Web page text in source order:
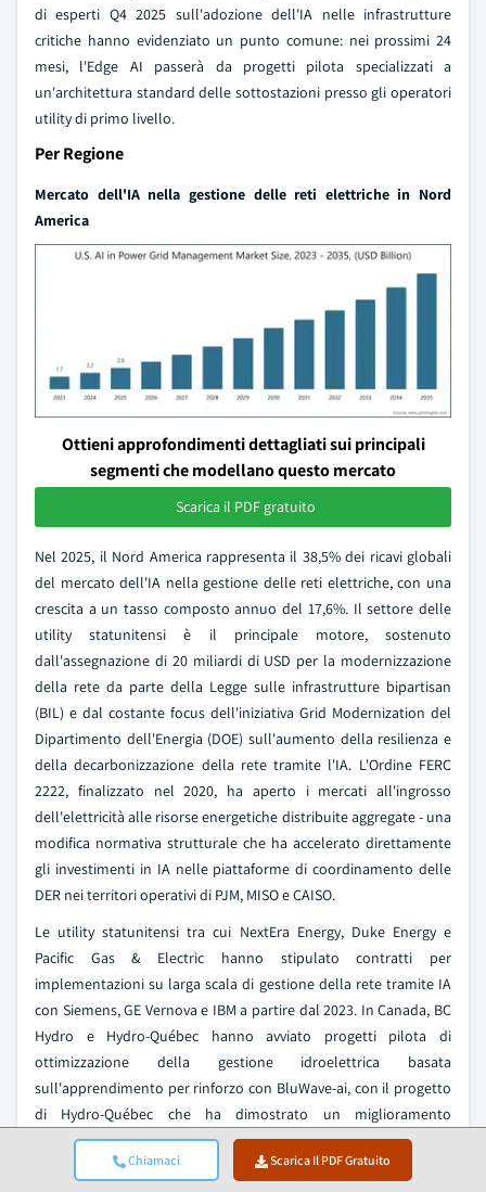
Chiamaci Scarica Il PDF Gratuito
di esperti Q4 2025 sull'adozione dell'IA nelle infrastrutture
critiche hanno evidenziato un punto comune: nei prossimi 24
mesi, l'Edge AI passerà da progetti pilota specializzati a
un'architettura standard delle sottostazioni presso gli operatori
utility di primo livello.
Per Regione
Mercato dell'IA nella gestione delle reti elettriche in Nord
America
Ottieni approfondimenti dettagliati sui principali
segmenti che modellano questo mercato
Scarica il PDF gratuito
Nel 2025, il Nord America rappresenta il 38,5% dei ricavi globali
del mercato dell'IA nella gestione delle reti elettriche, con una
crescita a un tasso composto annuo del 17,6%. Il settore delle
utility statunitensi è il principale motore, sostenuto
dall'assegnazione di 20 miliardi di USD per la modernizzazione
della rete da parte della Legge sulle infrastrutture bipartisan
(BIL) e dal costante focus dell'iniziativa Grid Modernization del
Dipartimento dell'Energia (DOE) sull'aumento della resilienza e
della decarbonizzazione della rete tramite l'IA. L'Ordine FERC
2222, finalizzato nel 2020, ha aperto i mercati all'ingrosso
dell'elettricità alle risorse energetiche distribuite aggregate - una
modifica normativa strutturale che ha accelerato direttamente
gli investimenti in IA nelle piattaforme di coordinamento delle
DER nei territori operativi di PJM, MISO e CAISO.
Le utility statunitensi tra cui NextEra Energy, Duke Energy e
Pacific Gas & Electric hanno stipulato contratti per
implementazioni su larga scala di gestione della rete tramite IA
con Siemens, GE Vernova e IBM a partire dal 2023. In Canada, BC
Hydro e Hydro-Québec hanno avviato progetti pilota di
ottimizzazione della gestione idroelettrica basata
sull'apprendimento per rinforzo con BluWave-ai, con il progetto
di Hydro-Québec che ha dimostrato un miglioramento
misurabile nell'efficienza di utilizzo del carico idrico.
Mercato dell'IA nella gestione delle reti elettriche in Europa